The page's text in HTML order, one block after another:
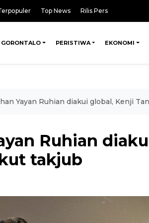
Top News Rilis Pers
GORONTALO PERISTIWA EKONOMI
Yayan Ruhian diakui global, Kenji
Ruhian
takjub